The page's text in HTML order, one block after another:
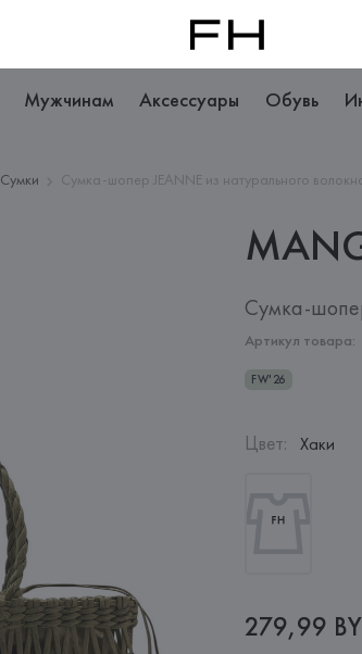
Мужчинам Аксессуары Обувь
Сумки Сумка-шопер JEANNE из натурального
Сумка-
Артикул товара:
FW'26
Цвет: Хаки
279,99